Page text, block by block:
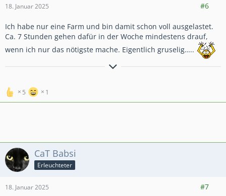
18. Januar 2025
#6
Ich habe nur eine Farm und bin damit schon voll ausgelastet.
Ca. 7 Stunden gehen dafür in der Woche mindestens drauf,
wenn ich nur das nötigste mache. Eigentlich gruselig…..
Gesund ist, sich ab und zu krank zu lachen
5 1
CaT Babsi
Erleuchteter
18. Januar 2025
#7